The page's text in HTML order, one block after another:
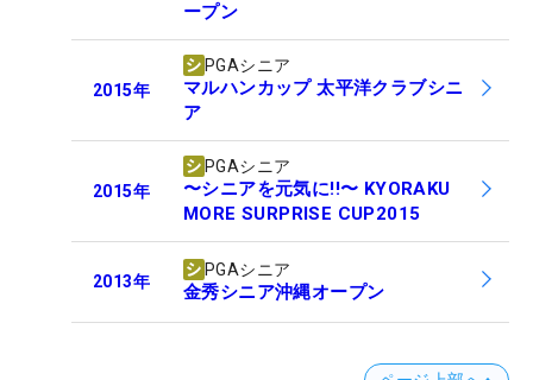
ープン
2015年
PGAシニア
マルハンカップ 太平洋クラブシニ
ア
2015年
PGAシニア
〜シニアを元気に!!〜 KYORAKU
MORE SURPRISE CUP2015
2013年
PGAシニア
金秀シニア沖縄オープン